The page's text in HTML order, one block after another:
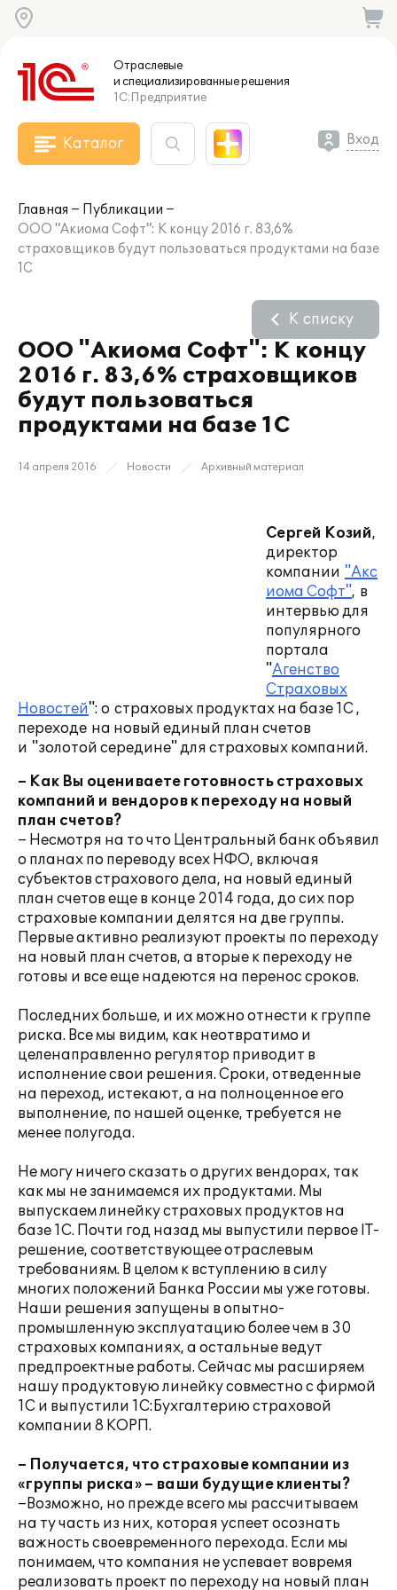
Отраслевые
и специализированныерешения
1С:Предприятие
Каталог Вход
Главная
Публикации
ООО "Акиома Софт": К концу 2016 г. 83,6%
страховщиков будут пользоваться продуктами на базе
1С
ООО "Акиома Софт": К концу
2016 г. 83,6% страховщиков
будут пользоваться
продуктами на базе 1С
К списку
14 апреля 2016 Новости Архивный материал
Сергей Козий,
директор
компании "Акс
иома Софт", в
интервью для
популярного
портала
"Агенство
Страховых
Новостей": о страховых продуктах на базе 1С ,
переходе на новый единый план счетов
и "золотой середине" для страховых компаний.
– Как Вы оцениваете готовность страховых
компаний и вендоров к переходу на новый
план счетов?
– Несмотря на то что Центральный банк объявил
о планах по переводу всех НФО, включая
субъектов страхового дела, на новый единый
план счетов еще в конце 2014 года, до сих пор
страховые компании делятся на две группы.
Первые активно реализуют проекты по переходу
на новый план счетов, а вторые к переходу не
готовы и все еще надеются на перенос сроков.
Последних больше, и их можно отнести к группе
риска. Все мы видим, как неотвратимо и
целенаправленно регулятор приводит в
исполнение свои решения. Сроки, отведенные
на переход, истекают, а на полноценное его
выполнение, по нашей оценке, требуется не
менее полугода.
Не могу ничего сказать о других вендорах, так
как мы не занимаемся их продуктами. Мы
выпускаем линейку страховых продуктов на
базе 1С. Почти год назад мы выпустили первое IT-
решение, соответствующее отраслевым
требованиям. В целом к вступлению в силу
многих положений Банка России мы уже готовы.
Наши решения запущены в опытно-
промышленную эксплуатацию более чем в 30
страховых компаниях, а остальные ведут
предпроектные работы. Сейчас мы расширяем
нашу продуктовую линейку совместно с фирмой
1С и выпустили 1С:Бухгалтерию страховой
компании 8 КОРП.
– Получается, что страховые компании из
«группы риска» – ваши будущие клиенты?
–Возможно, но прежде всего мы рассчитываем
на ту часть из них, которая успеет осознать
важность своевременного перехода. Если мы
понимаем, что компания не успевает вовремя
реализовать проект по переходу на новый план